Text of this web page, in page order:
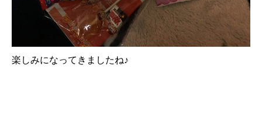
楽しみになってきましたね♪